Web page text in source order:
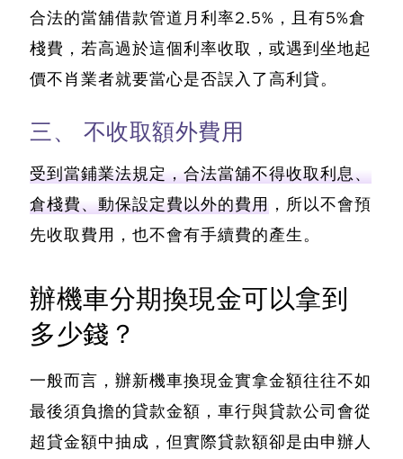
合法的當舖借款管道月利率2.5%，且有5%倉
棧費，若高過於這個利率收取，或遇到坐地起
價不肖業者就要當心是否誤入了高利貸。
三、 不收取額外費用
受到當鋪業法規定，合法當舖不得收取利息、
倉棧費、動保設定費以外的費用 ，所以不會預
先收取費用，也不會有手續費的產生。
辦機車分期換現金可以拿到
多少錢？
一般而言， 辦新機車換現金實拿金額往往不如
最後須負擔的貸款金額 ，車行與貸款公司會從
超貸金額中抽成，但實際貸款額卻是由申辦人